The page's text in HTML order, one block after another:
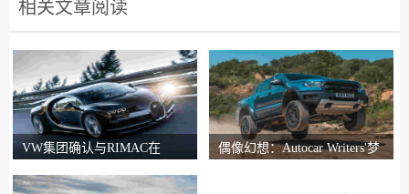
相关文章阅读
VW集团确认与RIMAC在
偶像幻想：Autocar Writers'梦